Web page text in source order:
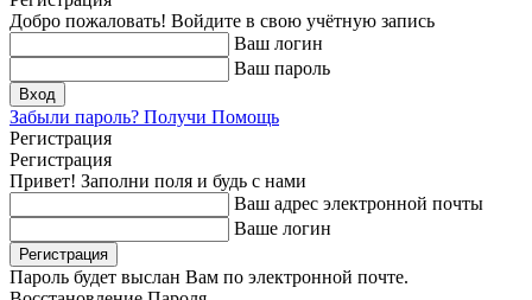
Добро пожаловать! Войдите в свою учётную запись
Ваш логин
Ваш пароль
Забыли пароль? Получи Помощь
Регистрация
Регистрация
Привет! Заполни поля и будь с нами
Ваш адрес электронной почты
Ваше логин
Пароль будет выслан Вам по электронной почте.